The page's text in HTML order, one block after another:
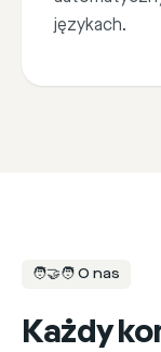
językach.
🧑‍🤝‍🧑 O nas
Każdy